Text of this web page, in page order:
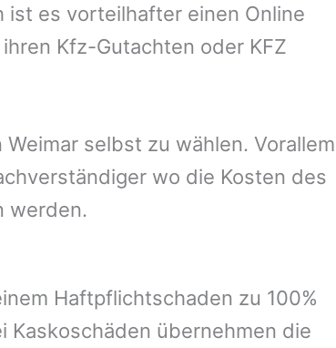
es vorteilhafter einen Online
Kfz-Gutachten oder KFZ
Weimarselbst zu wählen. Vorallem
wo die Kosten des
werden.
Haftpflichtschaden zu 100%
Kaskoschäden übernehmen die